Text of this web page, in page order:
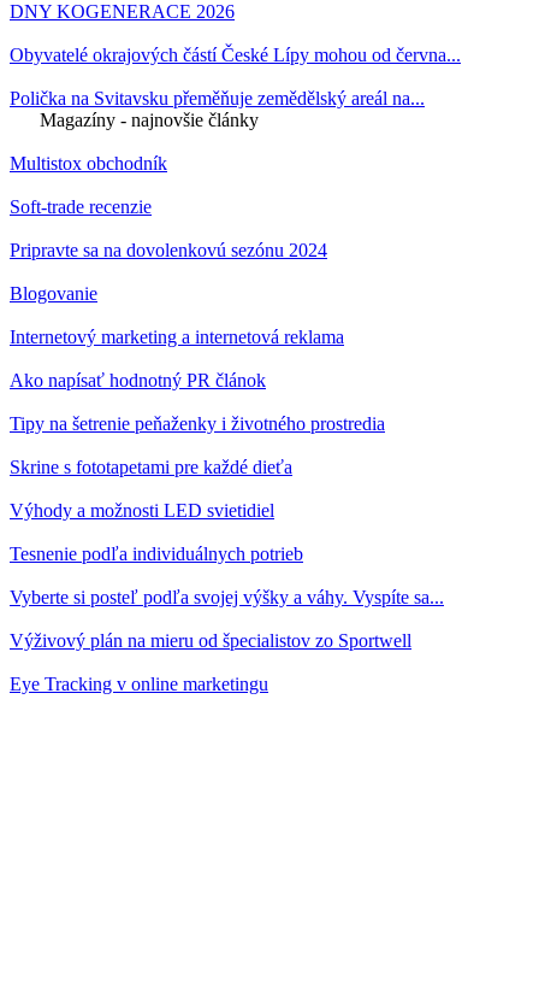
DNY KOGENERACE 2026
Obyvatelé okrajových částí České Lípy mohou od června...
Polička na Svitavsku přeměňuje zemědělský areál na...
Magazíny - najnovšie články
Multistox obchodník
Soft-trade recenzie
Pripravte sa na dovolenkovú sezónu 2024
Blogovanie
Internetový marketing a internetová reklama
Ako napísať hodnotný PR článok
Tipy na šetrenie peňaženky i životného prostredia
Skrine s fototapetami pre každé dieťa
Výhody a možnosti LED svietidiel
Tesnenie podľa individuálnych potrieb
Vyberte si posteľ podľa svojej výšky a váhy. Vyspíte sa...
Výživový plán na mieru od špecialistov zo Sportwell
Eye Tracking v online marketingu